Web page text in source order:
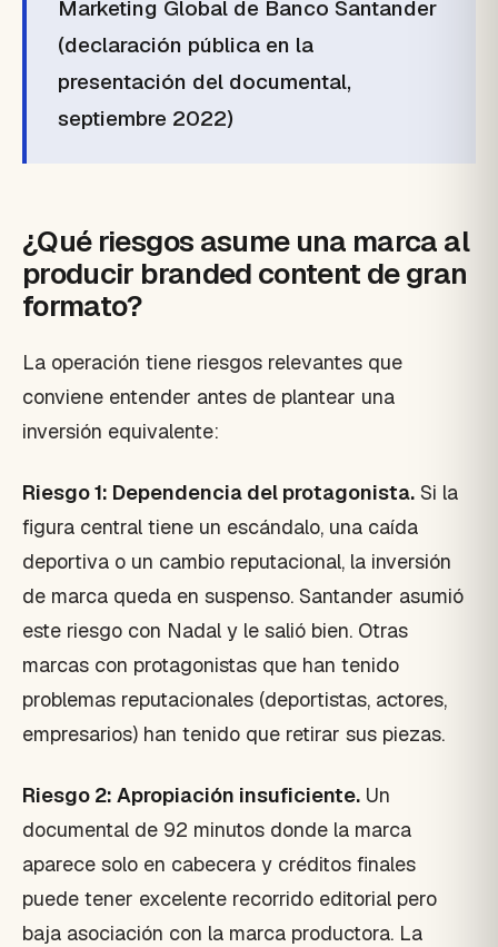
Marketing Global de Banco Santander
(declaración pública en la
presentación del documental,
septiembre 2022)
¿Qué riesgos asume una marca al
producir branded content de gran
formato?
La operación tiene riesgos relevantes que
conviene entender antes de plantear una
inversión equivalente:
Riesgo 1: Dependencia del protagonista. Si la
figura central tiene un escándalo, una caída
deportiva o un cambio reputacional, la inversión
de marca queda en suspenso. Santander asumió
este riesgo con Nadal y le salió bien. Otras
marcas con protagonistas que han tenido
problemas reputacionales (deportistas, actores,
empresarios) han tenido que retirar sus piezas.
Riesgo 2: Apropiación insuficiente. Un
documental de 92 minutos donde la marca
aparece solo en cabecera y créditos finales
puede tener excelente recorrido editorial pero
baja asociación con la marca productora. La